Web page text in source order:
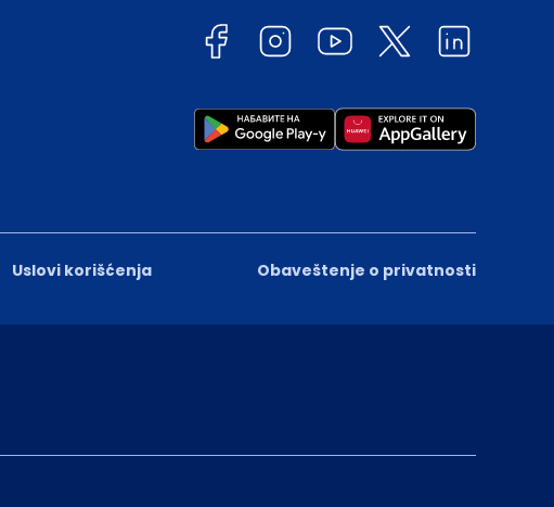
Uslovi korišćenja Obaveštenje o privatnosti